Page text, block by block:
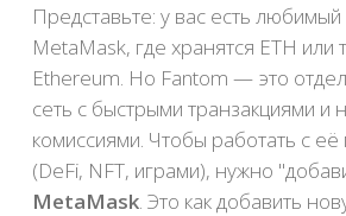
Представьте: у вас есть
MetaMask, где хранятся ETH или
Ethereum. Но Fantom — это
сеть с быстрыми транзакциями и
комиссиями. Чтобы работать с
(DeFi, NFT, играми), нужно
MetaMask. Это как добавить